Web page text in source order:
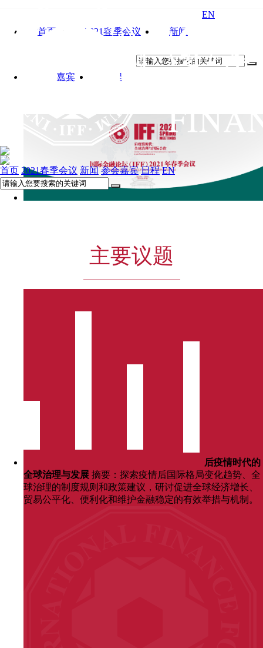
首页 2021春季会议 新闻
参会嘉宾 日程
EN
首页 2021春季会议 新闻 参会嘉宾 日程 EN
主要议题
后疫情时代的
全球治理与发展 摘要：探索疫情后国际格局变化趋势、全
球治理的制度规则和政策建议，研讨促进全球经济增长、
贸易公平化、便利化和维护金融稳定的有效举措与机制。